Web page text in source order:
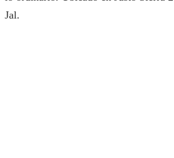
Jal.